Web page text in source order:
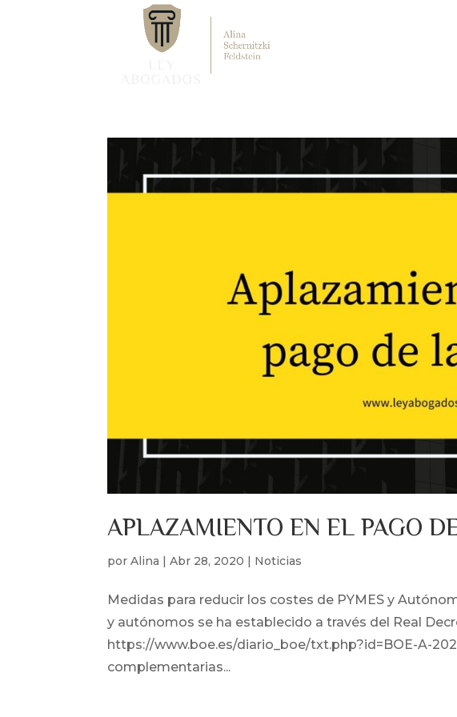
APLAZAMIENTO EN EL PAGO
porAlina |Abr 28, 2020 | Noticias
Medidas para reducir los costes de PYMES y
y autónomos se ha establecido a través del Real
https://www.boe.es/diario_boe/txt.php?id=BOE-A-
complementarias...